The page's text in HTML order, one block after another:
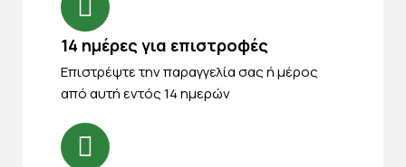
14 ημέρες για επιστροφές
Eπιστρέψτε την παραγγελία σας ή μέρος
από αυτή εντός 14 ημερών